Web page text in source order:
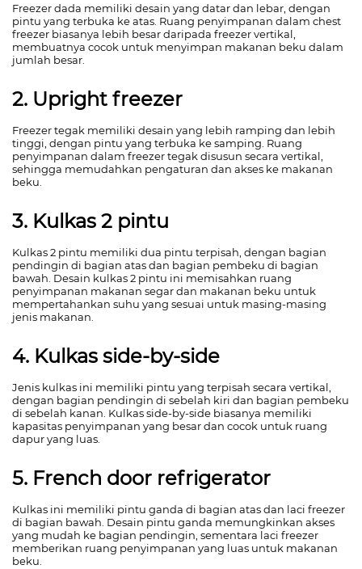
Freezer dada memiliki desain yang datar dan lebar, dengan
pintu yang terbuka ke atas. Ruang penyimpanan dalam chest
freezer biasanya lebih besar daripada freezer vertikal,
membuatnya cocok untuk menyimpan makanan beku dalam
jumlah besar.
2. Upright freezer
Freezer tegak memiliki desain yang lebih ramping dan lebih
tinggi, dengan pintu yang terbuka ke samping. Ruang
penyimpanan dalam freezer tegak disusun secara vertikal,
sehingga memudahkan pengaturan dan akses ke makanan
beku.
3. Kulkas 2 pintu
Kulkas 2 pintu memiliki dua pintu terpisah, dengan bagian
pendingin di bagian atas dan bagian pembeku di bagian
bawah. Desain kulkas 2 pintu ini memisahkan ruang
penyimpanan makanan segar dan makanan beku untuk
mempertahankan suhu yang sesuai untuk masing-masing
jenis makanan.
4. Kulkas side-by-side
Jenis kulkas ini memiliki pintu yang terpisah secara vertikal,
dengan bagian pendingin di sebelah kiri dan bagian pembeku
di sebelah kanan. Kulkas side-by-side biasanya memiliki
kapasitas penyimpanan yang besar dan cocok untuk ruang
dapur yang luas.
5. French door refrigerator
Kulkas ini memiliki pintu ganda di bagian atas dan laci freezer
di bagian bawah. Desain pintu ganda memungkinkan akses
yang mudah ke bagian pendingin, sementara laci freezer
memberikan ruang penyimpanan yang luas untuk makanan
beku.